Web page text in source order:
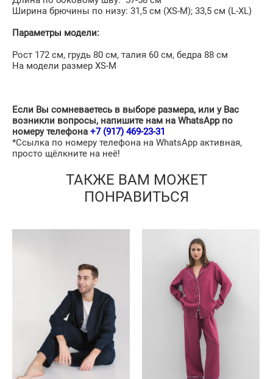
Ширина брючины по низу: 31,5 см (XS-М); 33,5 cм (L-XL)
Параметры модели:
Рост 172 см, грудь 80 см, талия 60 см, бедра 88 см
На модели размер XS-M
Если Вы сомневаетесь в выборе размера, или у Вас
возникли вопросы, напишите нам на WhatsApp по
номеру телефона +7 (917) 469-23-31
*Ссылка по номеру телефона на WhatsApp активная,
просто щёлкните на неё!
ТАКЖЕ ВАМ МОЖЕТ
ПОНРАВИТЬСЯ